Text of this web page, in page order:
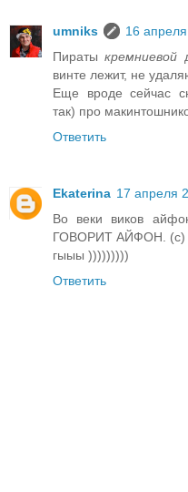
umniks
16
Пиратыкремниевой
винте лежит, не
Еще вроде сейчас
так) про
Ответить
Ekaterina 17 апреля
Во веки виков
ГОВОРИТ АЙФОН. (с)
гыыы )))))))))
Ответить